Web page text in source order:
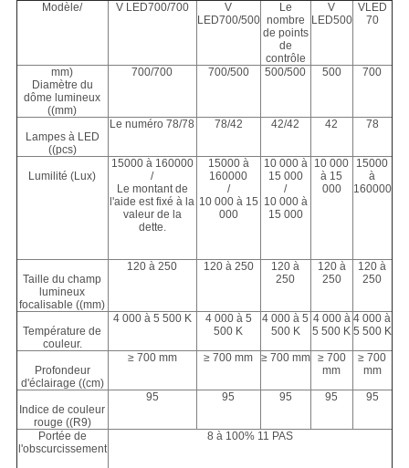
Modèle/ V LED700/700
V
LED700/500
Le
nombre
de points
de
contrôle
V
LED500
VLED
70
mm)
Diamètre du
dôme lumineux
((mm)
700/700 700/500 500/500 500 700
Lampes à LED
((pcs)
Le numéro 78/78 78/42 42/42 42 78
Lumilité (Lux)
15000 à 160000
/
Le montant de
l'aide est fixé à la
valeur de la
dette.
15000 à
160000
/
10 000 à 15
000
10 000 à
15 000
/
10 000 à
15 000
10 000
à 15
000
15000
à
160000
Taille du champ
lumineux
focalisable ((mm)
120 à 250 120 à 250
120 à
250
120 à
250
120 à
250
Température de
couleur.
4 000 à 5 500 K
4 000 à 5
500 K
4 000 à 5
500 K
4 000 à
5 500 K
4 000 à
5 500 K
Profondeur
d'éclairage ((cm)
≥ 700 mm ≥ 700 mm ≥ 700 mm ≥ 700
mm
≥ 700
mm
Indice de couleur
rouge ((R9)
95 95 95 95 95
Portée de
l'obscurcissement
8 à 100% 11 PAS